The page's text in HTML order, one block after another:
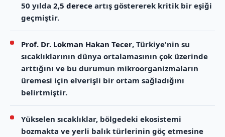
50 yılda 2,5 derece artış göstererek kritik bir eşiği
geçmiştir.
Prof. Dr. Lokman Hakan Tecer, Türkiye'nin su
sıcaklıklarının dünya ortalamasının çok üzerinde
arttığını ve bu durumun mikroorganizmaların
üremesi için elverişli bir ortam sağladığını
belirtmiştir.
Yükselen sıcaklıklar, bölgedeki ekosistemi
bozmakta ve yerli balık türlerinin göç etmesine